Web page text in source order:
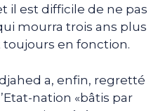
il est difficile de ne pas
mourra trois ans plus
toujours en fonction.
a, enfin, regretté
nation «bâtis par